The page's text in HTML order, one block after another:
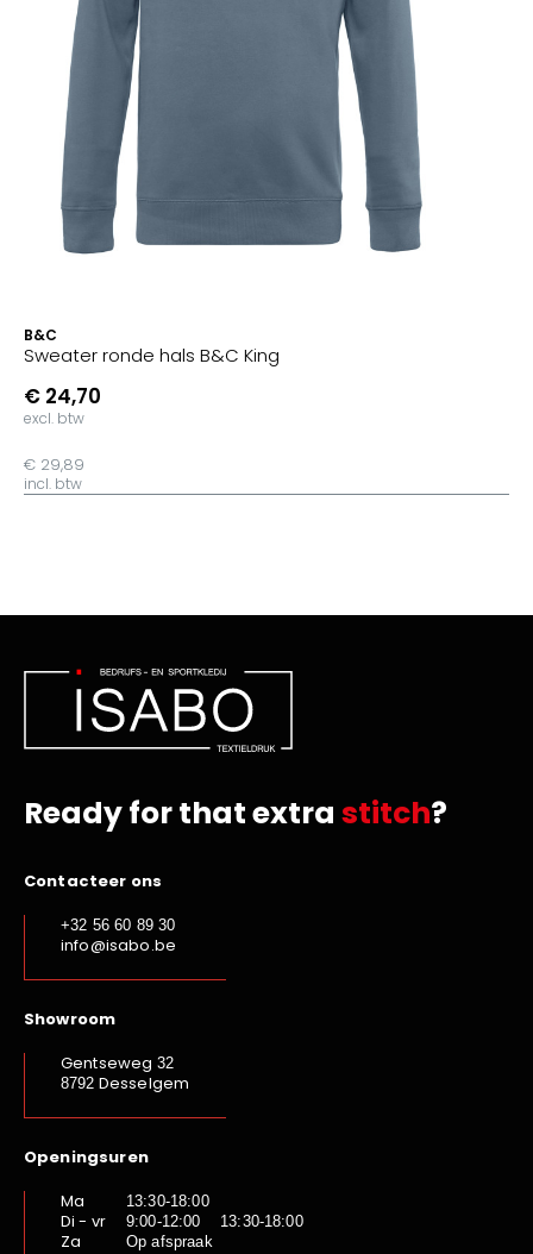
B&C
Sweater ronde hals B&C King
€ 24,70
excl. btw
€ 29,89
incl. btw
Ready for that extra stitch?
Contacteer ons
+32 56 60 89 30
info@isabo.be
Showroom
Gentseweg 32
8792 Desselgem
Openingsuren
Ma
13:30-18:00
Di - vr 9:00-12:00 13:30-18:00
Za Op afspraak